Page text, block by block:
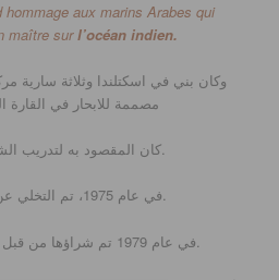
hommage aux marins Arabes qui
maître surl’océan indien.
وكان بني في اسكتلندا وثلاثة سارية
مصممة للابحار في القارة
كان المقصود به لتدريب الشباب في الملاحة.
في عام 1975، تم التخلي عن مركب شراعي.